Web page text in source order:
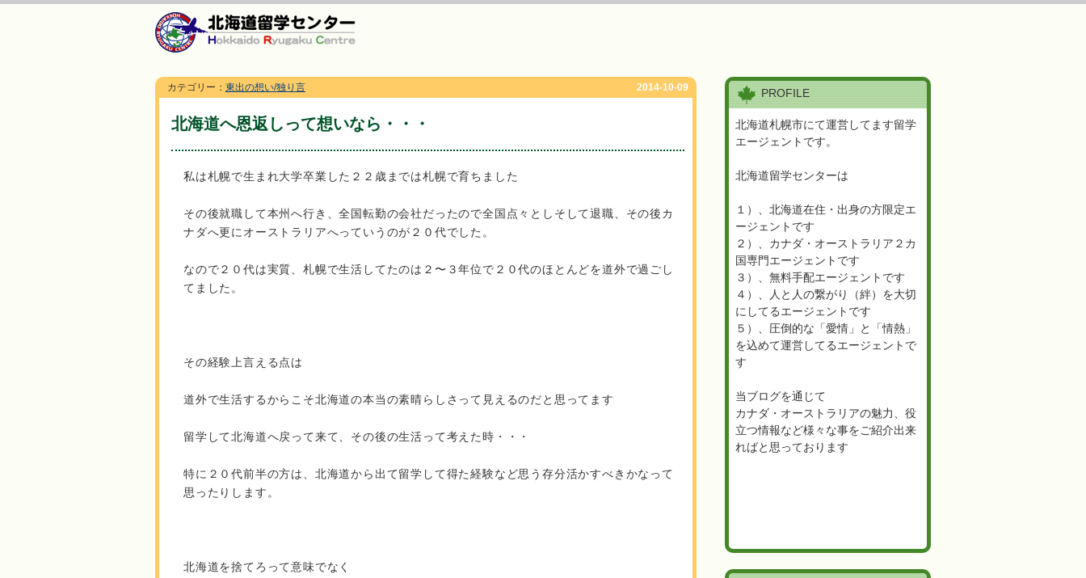
カテゴリー： 東出の想い/独り言 2014-10-09
北海道へ恩返しって想いなら・・・
私は札幌で生まれ大学卒業した２２歳までは札幌で育ちました
その後就職して本州へ行き、全国転勤の会社だったので全国点々としそして退職、その後カ
ナダへ更にオーストラリアへっていうのが２０代でした。
なので２０代は実質、札幌で生活してたのは２〜３年位で２０代のほとんどを道外で過ごし
てました。
その経験上言える点は
道外で生活するからこそ北海道の本当の素晴らしさって見えるのだと思ってます
留学して北海道へ戻って来て、その後の生活って考えた時・・・
特に２０代前半の方は、北海道から出て留学して得た経験など思う存分活かすべきかなって
思ったりします。
北海道を捨てろって意味でなく
PROFILE
北海道札幌市にて運営してます留学
エージェントです。
北海道留学センターは
１）、北海道在住・出身の方限定エ
ージェントです
２）、カナダ・オーストラリア２カ
国専門エージェントです
３）、無料手配エージェントです
４）、人と人の繋がり（絆）を大切
にしてるエージェントです
５）、圧倒的な「愛情」と「情熱」
を込めて運営してるエージェントで
す
当ブログを通じて
カナダ・オーストラリアの魅力、役
立つ情報など様々な事をご紹介出来
ればと思っております